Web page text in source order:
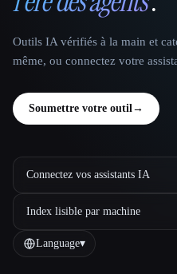
Outils IA vérifiés à la main et
même, ou connectez votre
Soumettre votre outil→
Connectez vos assistants IA
Index lisible par machine
Language▾